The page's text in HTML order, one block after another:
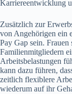
Karriereentwicklung
Zusätzlich zur
von Angehörigen ein
Pay Gap sein.
Familienmitgliedern
Arbeitsbelastungen
kann dazu führen,
zeitlich flexiblere
wiederum auf ihr